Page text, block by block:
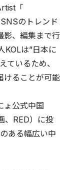
「
のトレンド
影、編集まで行
KOLは”日本に
ているため、
けることが可能
ょ公式中国
、RED）に投
ある幅広い中